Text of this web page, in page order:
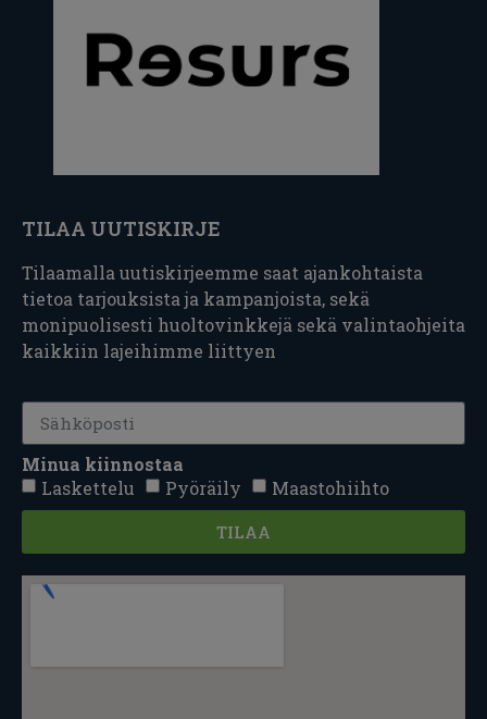
TILAA UUTISKIRJE
Tilaamalla uutiskirjeemme saat ajankohtaista
tietoa tarjouksista ja kampanjoista, sekä
monipuolisesti huoltovinkkejä sekä valintaohjeita
kaikkiin lajeihimme liittyen
Minua kiinnostaa
Laskettelu
Pyöräily Maastohiihto
TILAA